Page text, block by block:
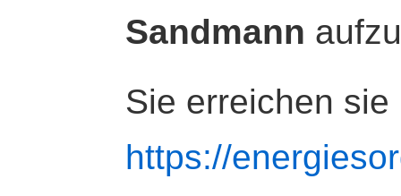
Sandmann
Sie erreichen sie
https://